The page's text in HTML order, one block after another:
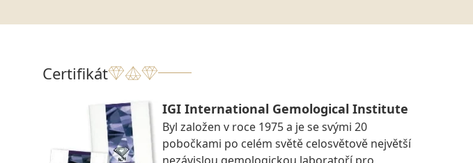
Certifikát
IGI International Gemological Institute
Byl založen v roce 1975 a je se svými 20
pobočkami po celém světě celosvětově největší